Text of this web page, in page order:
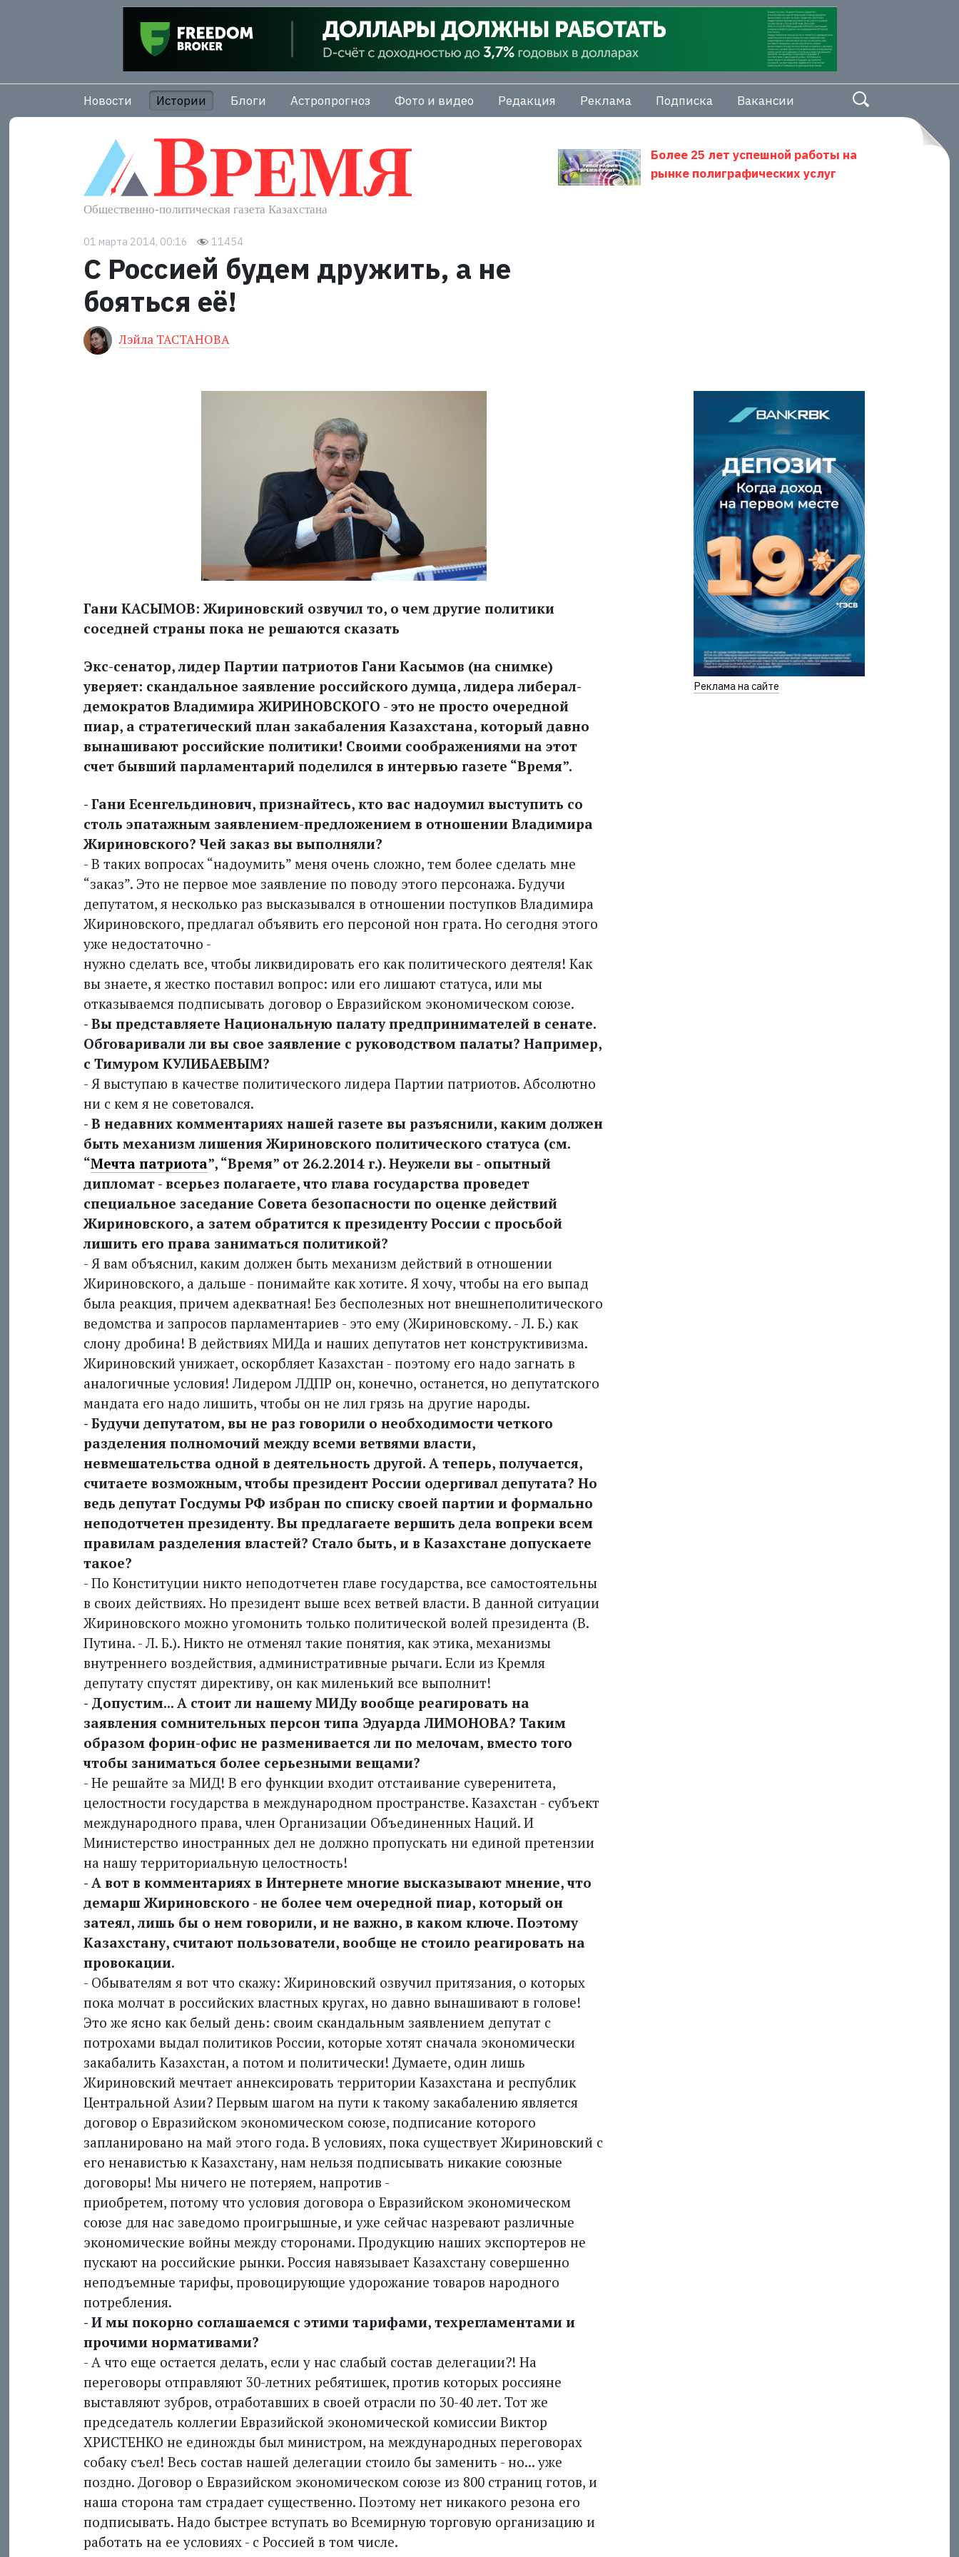
Новости Истории Блоги Астропрогноз Фото и видео Редакция Реклама Подписка Вакансии
Более 25 лет успешной работы на
рынке полиграфических услуг
01 марта 2014, 00:16 11454
С Россией будем дружить, а не
бояться её!
Лэйла ТАСТАНОВА
Гани КАСЫМОВ: Жириновский озвучил то, о чем другие политики
соседней страны пока не решаются сказать
Экс-сенатор, лидер Партии патриотов Гани Касымов (на снимке)
уверяет: скандальное заявление российского думца, лидера либерал-
демократов Владимира ЖИРИНОВСКОГО - это не просто очередной
пиар, а стратегический план закабаления Казахстана, который давно
вынашивают российские политики! Своими соображениями на этот
счет бывший парламентарий поделился в интервью газете “Время”.
- Гани Есенгельдинович, признайтесь, кто вас надоумил выступить со
столь эпатажным заявлением-предложением в отношении Владимира
Жириновского? Чей заказ вы выполняли?
- В таких вопросах “надоумить” меня очень сложно, тем более сделать мне
“заказ”. Это не первое мое заявление по поводу этого персонажа. Будучи
депутатом, я несколько раз высказывался в отношении поступков Владимира
Жириновского, предлагал объявить его персоной нон грата. Но сегодня этого
уже недостаточно -
нужно сделать все, чтобы ликвидировать его как политического деятеля! Как
вы знаете, я жестко поставил вопрос: или его лишают статуса, или мы
отказываемся подписывать договор о Евразийском экономическом союзе.
- Вы представляете Национальную палату предпринимателей в сенате.
Обговаривали ли вы свое заявление с руководством палаты? Например,
с Тимуром КУЛИБАЕВЫМ?
- Я выступаю в качестве политического лидера Партии патриотов. Абсолютно
ни с кем я не советовался.
- В недавних комментариях нашей газете вы разъяснили, каким должен
быть механизм лишения Жириновского политического статуса (см.
“Мечта патриота”, “Время” от 26.2.2014 г.). Неужели вы - опытный
дипломат - всерьез полагаете, что глава государства проведет
специальное заседание Совета безопасности по оценке действий
Жиринов­ского, а затем обратится к президенту России с просьбой
лишить его права заниматься политикой?
- Я вам объяснил, каким должен быть механизм действий в отношении
Жириновского, а дальше - понимайте как хотите. Я хочу, чтобы на его выпад
была реакция, причем адекватная! Без бесполезных нот внешнеполитического
ведомства и запросов парламентариев - это ему (Жириновскому. - Л. Б.) как
слону дробина! В действиях МИДа и наших депутатов нет конструктивизма.
Жиринов­ский унижает, оскорбляет Казахстан - поэтому его надо загнать в
аналогичные условия! Лидером ЛДПР он, конечно, останется, но депутатского
мандата его надо лишить, чтобы он не лил грязь на другие народы.
- Будучи депутатом, вы не раз говорили о необходимости четкого
разделения полномочий между всеми ветвями власти,
невмешательства одной в деятельность другой. А теперь, получается,
считаете возможным, чтобы президент России одергивал депутата? Но
ведь депутат Госдумы РФ избран по списку своей партии и формально
неподотчетен президенту. Вы предлагаете вершить дела вопреки всем
правилам разделения властей? Стало быть, и в Казахстане допускаете
такое?
- По Конституции никто неподотчетен главе государства, все самостоятельны
в своих действиях. Но президент выше всех ветвей власти. В данной ситуации
Жириновского можно угомонить только политической волей президента (В.
Путина. - Л. Б.). Никто не отменял такие понятия, как этика, механизмы
внутреннего воздействия, административные рычаги. Если из Кремля
депутату спустят директиву, он как миленький все выполнит!
- Допустим... А стоит ли нашему МИДу вообще реагировать на
заявления сомнительных персон типа Эдуарда ЛИМОНОВА? Таким
образом форин-офис не разменивается ли по мелочам, вместо того
чтобы заниматься более серьезными вещами?
- Не решайте за МИД! В его функции входит отстаивание суверенитета,
целостности государства в международном пространстве. Казахстан - субъект
международного права, член Организации Объединенных Наций. И
Министерство иностранных дел не должно пропускать ни единой претензии
на нашу территориальную целостность!
- А вот в комментариях в Интернете многие высказывают мнение, что
демарш Жириновского - не более чем очередной пиар, который он
затеял, лишь бы о нем говорили, и не важно, в каком ключе. Поэтому
Казах­стану, считают пользователи, вообще не стоило реагировать на
провокации.
- Обывателям я вот что скажу: Жириновский озвучил притязания, о которых
пока молчат в российских властных кругах, но давно вынашивают в голове!
Это же ясно как белый день: своим скандальным заявлением депутат с
потрохами выдал политиков России, которые хотят сначала экономически
закабалить Казахстан, а потом и политически! Думаете, один лишь
Жириновский мечтает аннексировать территории Казахстана и республик
Центральной Азии? Первым шагом на пути к такому закабалению является
договор о Евразийском экономическом союзе, подписание которого
запланировано на май этого года. В условиях, пока существует Жиринов­ский с
его ненавистью к Казахстану, нам нельзя подписывать никакие союзные
договоры! Мы ничего не потеряем, напротив -
приобретем, потому что условия договора о Евразийском экономическом
союзе для нас заведомо проигрышные, и уже сейчас назревают различные
экономические войны между сторонами. Продукцию наших экспортеров не
пускают на российские рынки. Россия навязывает Казахстану совершенно
неподъемные тарифы, провоцирующие удорожание товаров народного
потребления.
- И мы покорно соглашаемся с этими тарифами, техрегламентами и
прочими нормативами?
- А что еще остается делать, если у нас слабый состав делегации?! На
переговоры отправляют 30-летних ребятишек, против которых россияне
выставляют зубров, отработавших в своей отрасли по 30-40 лет. Тот же
председатель коллегии Евразийской экономической комиссии Виктор
ХРИСТЕНКО не единожды был министром, на международных переговорах
собаку съел! Весь состав нашей делегации стоило бы заменить - но... уже
поздно. Договор о Евразийском экономическом союзе из 800 страниц готов, и
наша сторона там страдает существенно. Поэтому нет никакого резона его
подписывать. Надо быстрее вступать во Всемирную торговую организацию и
работать на ее условиях - с Россией в том числе.
Реклама на сайте